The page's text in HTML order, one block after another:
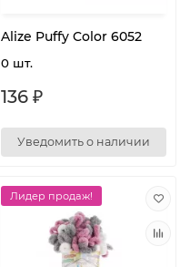
Alize Puffy Color 6052
0 шт.
136 ₽
Уведомить о наличии
Лидер продаж!